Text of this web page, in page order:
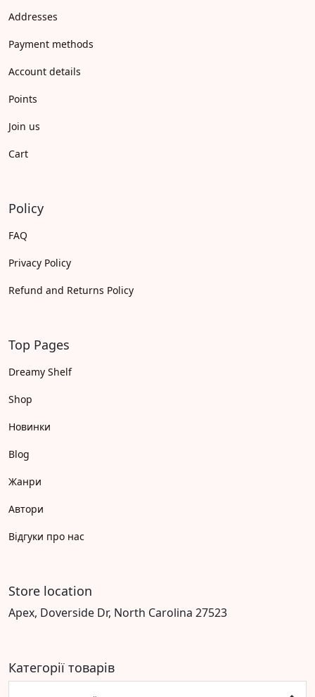
Addresses
Payment methods
Account details
Points
Join us
Cart
Policy
FAQ
Privacy Policy
Refund and Returns Policy
Top Pages
Dreamy Shelf
Shop
Новинки
Blog
Жанри
Автори
Відгуки про нас
Store location
Apex, Doverside Dr, North Carolina 27523
Категорії товарів